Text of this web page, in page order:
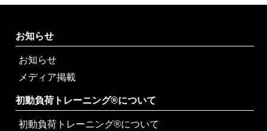
お知らせ
お知らせ
メディア掲載
初動負荷トレーニング®について
初動負荷トレーニング®について